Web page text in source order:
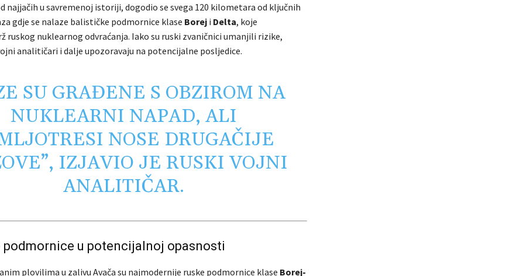
najjačih u savremenoj istoriji, dogodio se svega 120 kilometara od ključnih
gdje se nalaze balističke podmornice klase Boreji Delta, koje
ruskog nuklearnog odvraćanja. Iako su ruski zvaničnici umanjili rizike,
analitičari i dalje upozoravaju na potencijalne posljedice.
SU GRAĐENE S OBZIROM NA
NUKLEARNI NAPAD, ALI
NOSE DRUGAČIJE
IZJAVIO JE RUSKI VOJNI
ANALITIČAR.
podmornice u potencijalnoj opasnosti
plovilima u zalivu Avača su najmodernije ruske podmornice klase Borej-